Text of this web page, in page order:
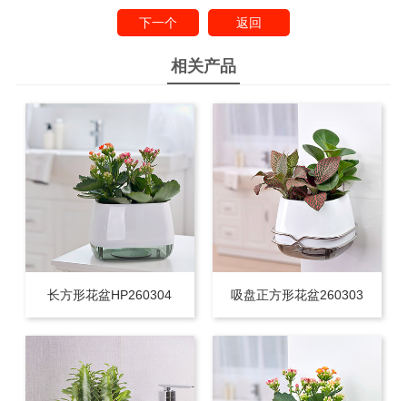
下一个 返回
相关产品
长方形花盆HP260304 吸盘正方形花盆260303